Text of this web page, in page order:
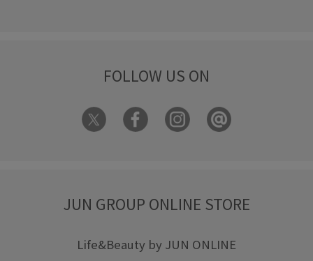
FOLLOW US ON
JUN GROUP ONLINE STORE
Life&Beauty by JUN ONLINE